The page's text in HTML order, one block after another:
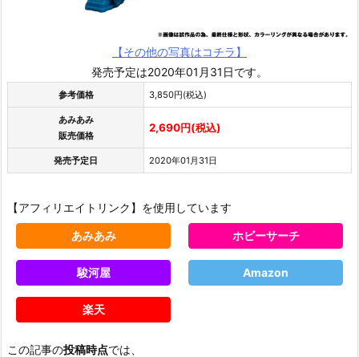
【その他の写真はコチラ】
発売予定は2020年01月31日です。
参考価格 3,850円(税込)
あみあみ
販売価格
2,690円(税込)
発売予定日 2020年01月31日
【アフィリエイトリンク】を使用しています
あみあみ ホビーサーチ
駿河屋 Amazon
楽天
この記事の投稿時点では、